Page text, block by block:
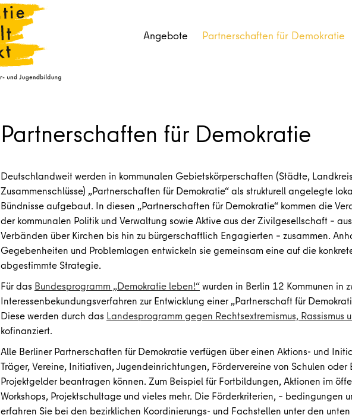
Angebote Partnerschaften für Demokratie
Partnerschaften für Demokratie
Deutschlandweit werden in kommunalen Gebietskörperschaften (Städte,
Zusammenschlüsse) „Partnerschaften für Demokratie“ als strukturell angelegte
Bündnisse aufgebaut. In diesen „Partnerschaften für Demokratie“ kommen die
der kommunalen Politik und Verwaltung sowie Aktive aus der Zivilgesellschaft –
Verbänden über Kirchen bis hin zu bürgerschaftlich Engagierten – zusammen.
Gegebenheiten und Problemlagen entwickeln sie gemeinsam eine auf die
abgestimmte Strategie.
Für das Bundesprogramm „Demokratie leben!“wurden in Berlin 12 Kommunen in
Interessenbekundungsverfahren zur Entwicklung einer „Partnerschaft für
Diese werden durch das Landesprogramm gegen Rechtsextremismus, Rassismus
kofinanziert.
Alle Berliner Partnerschaften für Demokratie verfügen über einen Aktions- und
Träger, Vereine, Initiativen, Jugendeinrichtungen, Fördervereine von Schulen oder
Projektgelder beantragen können. Zum Beispiel für Fortbildungen, Aktionen im
Workshops, Projektschultage und vieles mehr. Die Förderkriterien, – bedingungen
erfahren Sie bei den bezirklichen Koordinierungs- und Fachstellen unter den